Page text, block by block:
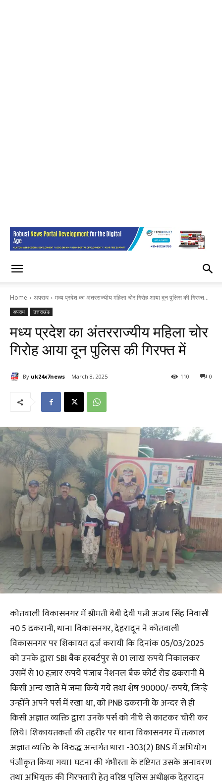
Home अपराध मध्य प्रदेश का अंतरराज्यीय महिला चोर गिरोह आया दून पुलिस की गिरफ्त...
अपराध उत्तराखंड
मध्य प्रदेश का अंतरराज्यीय महिला चोर
गिरोह आया दून पुलिस की गिरफ्त में
By uk24x7news March 8, 2025 0
110
कोतवाली विकासनगर में श्रीमती बेबी देवी पत्नी अजब सिंह निवासी
न0 5 ढकरानी, थाना विकासनगर, देहरादून ने कोतवाली
विकासनगर पर शिकायत दर्ज करायी कि दिनांक 05/03/2025
को उनके द्वारा SBI बैक हरबर्टपुर से 01 लाख रुपये निकालकर
उसमें से 10 हज़ार रुपये पंजाब नेशनल बैक कोर्ट रोड ढकरानी में
किसी अन्य खाते में जमा किये गये तथा शेष 90000/-रुपये, जिन्हे
उन्होंने अपने पर्स में रखा था, को PNB ढकरानी के अन्दर से ही
किसी अज्ञात व्यक्ति द्वारा उनके पर्स को नीचे से काटकर चोरी कर
लिये। शिकायतकर्ता की तहरीर पर थाना विकासनगर में तत्काल
अज्ञात व्यक्ति के विरुद्ध अन्तर्गत धारा -303(2) BNS में अभियोग
पंजीकृत किया गया। घटना की गंभीरता के दृष्टिगत उसके अनावरण
तथा अभियुक्त की गिरफ्तारी हेतु वरिष्ठ पुलिस अधीक्षक देहरादून